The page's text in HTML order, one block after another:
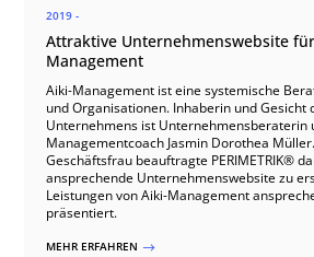
2019 -
Attraktive Unternehmenswebsite
Management
Aiki-Management ist eine systemische
und Organisationen. Inhaberin und Gesicht
Unternehmens ist Unternehmensberaterin
Managementcoach Jasmin Dorothea
Geschäftsfrau beauftragte PERIMETRIK®
ansprechende Unternehmenswebsite zu
Leistungen von Aiki-Management
präsentiert.
MEHR ERFAHREN $